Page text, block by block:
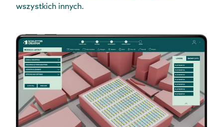
wszystkich innych.